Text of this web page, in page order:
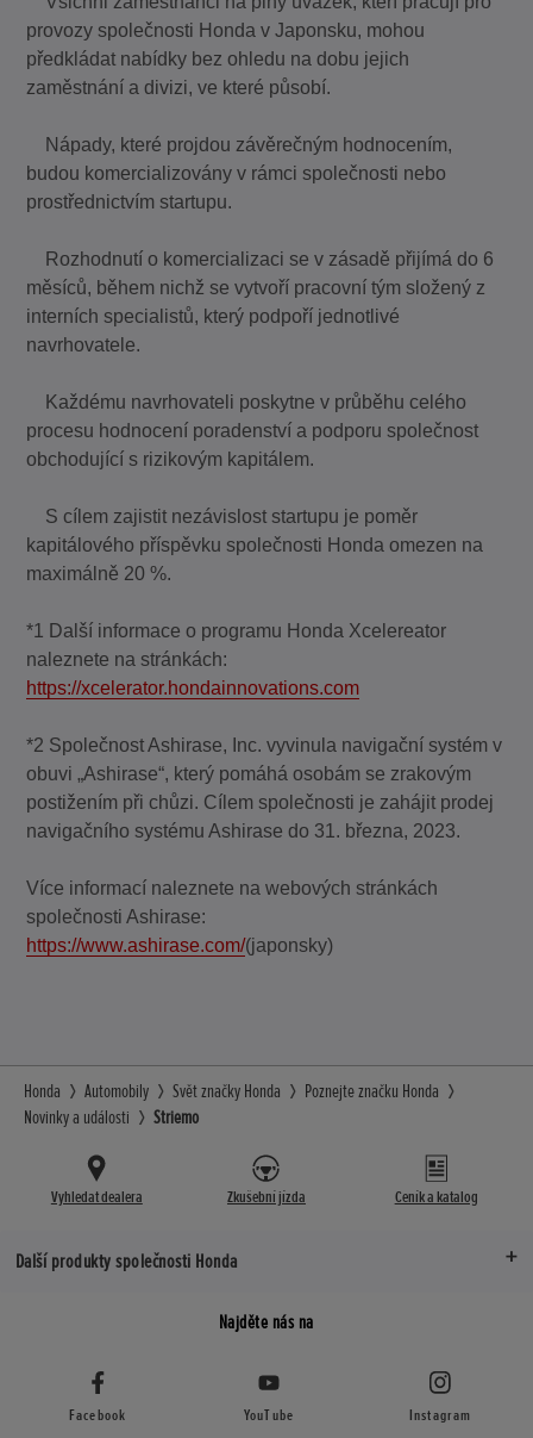
provozy společnosti Honda v Japonsku, mohou
předkládat nabídky bez ohledu na dobu jejich
zaměstnání a divizi, ve které působí.
Nápady, které projdou závěrečným hodnocením,
budou komercializovány v rámci společnosti nebo
prostřednictvím startupu.
Rozhodnutí o komercializaci se v zásadě přijímá do 6
měsíců, během nichž se vytvoří pracovní tým složený z
interních specialistů, který podpoří jednotlivé
navrhovatele.
Každému navrhovateli poskytne v průběhu celého
procesu hodnocení poradenství a podporu společnost
obchodující s rizikovým kapitálem.
S cílem zajistit nezávislost startupu je poměr
kapitálového příspěvku společnosti Honda omezen na
maximálně 20 %.
*1 Další informace o programu Honda Xcelereator
naleznete na stránkách:
https://xcelerator.hondainnovations.com
*2 Společnost Ashirase, Inc. vyvinula navigační systém v
obuvi „Ashirase“, který pomáhá osobám se zrakovým
postižením při chůzi. Cílem společnosti je zahájit prodej
navigačního systému Ashirase do 31. března, 2023.
Více informací naleznete na webových stránkách
společnosti Ashirase:
https://www.ashirase.com/(japonsky)
Honda Automobily Svět značky Honda
Poznejte značku Honda
Novinky a události
Striemo
Vyhledat dealera Zkušební jízda Ceník a katalog
Další produkty společnosti Honda
Najděte nás na
Facebook YouTube Instagram